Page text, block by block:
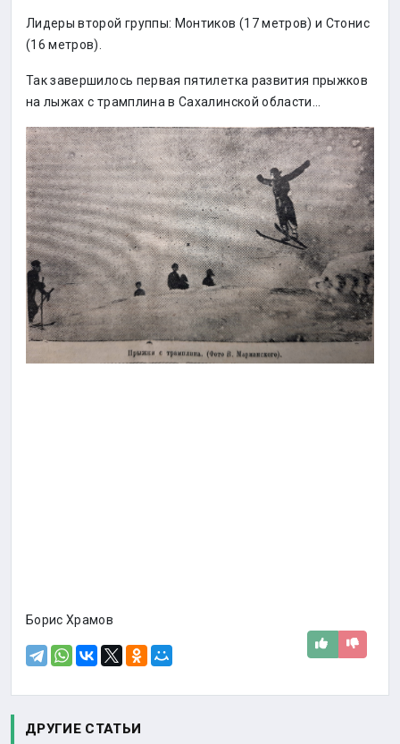
Лидеры второй группы: Монтиков (17 метров) и Стонис
(16 метров).
Так завершилось первая пятилетка развития прыжков
на лыжах с трамплина в Сахалинской области…
Борис Храмов
ДРУГИЕ СТАТЬИ